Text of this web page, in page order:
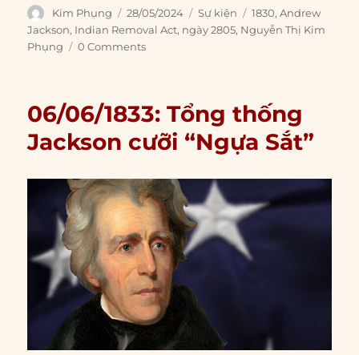
Author
Kim Phụng
Posted
on
28/05/2024 Categories
Sự kiện Tags
1830,Andrew
Jackson, Indian Removal Act, ngày 2805, Nguyễn Thị Kim
Phụng
0 Comments
06/06/1833: Tổng thống
Jackson cưỡi “Ngựa Sắt”